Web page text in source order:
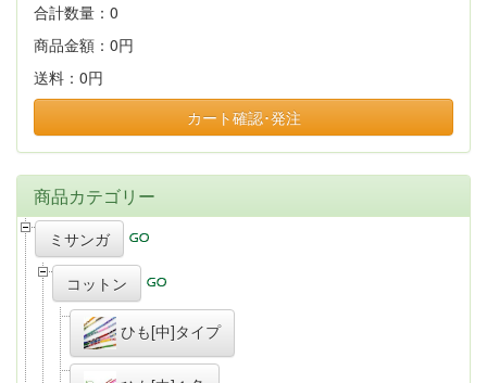
合計数量： 0
商品金額： 0円
送料： 0円
カート確認･発注
商品カテゴリー
ミサンガ
コットン
ひも[中]タイプ